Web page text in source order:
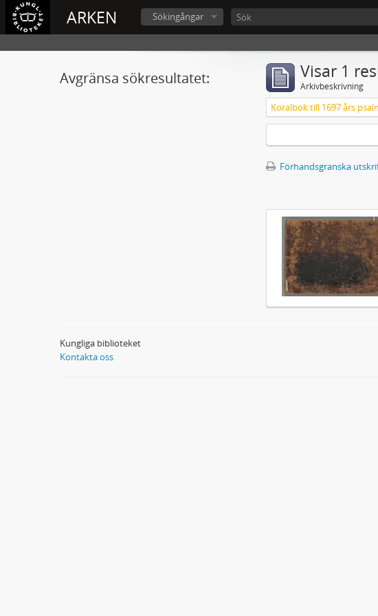
ARKEN Sökingångar
Avgränsa sökresultatet: Visar 1
Arkivbeskrivning
Koralbok till 1697 års
Förhandsgranska
Kungliga biblioteket
Kontakta oss